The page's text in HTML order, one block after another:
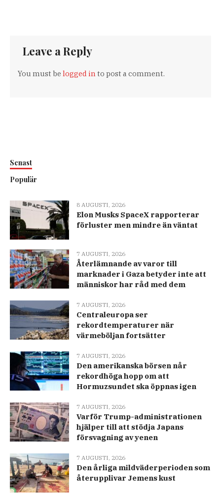
Leave a Reply
You must belogged in to post a comment.
Senast
Populär
8 AUGUSTI, 2026
Elon Musks SpaceX rapporterar
förluster men mindre än väntat
7 AUGUSTI, 2026
Återlämnande av varor till
marknader i Gaza betyder inte att
människor har råd med dem
7 AUGUSTI, 2026
Centraleuropa ser
rekordtemperaturer när
värmeböljan fortsätter
7 AUGUSTI, 2026
Den amerikanska börsen når
rekordhöga hopp om att
Hormuzsundet ska öppnas igen
7 AUGUSTI, 2026
Varför Trump-administrationen
hjälper till att stödja Japans
försvagning av yenen
7 AUGUSTI, 2026
Den årliga mildväderperioden som
återupplivar Jemens kust